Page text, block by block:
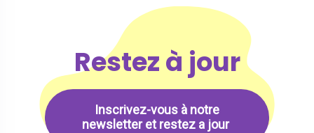
Restez à jour
Inscrivez-vous à notre
newsletter et restez a jour